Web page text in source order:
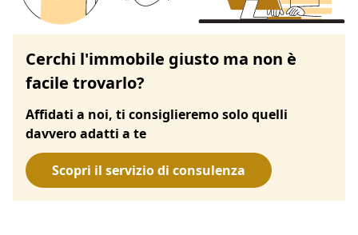
Cerchi l'immobile giusto ma non è
facile trovarlo?
Affidati a noi, ti consiglieremo solo quelli
davvero adatti a te
Scopri il servizio di consulenza